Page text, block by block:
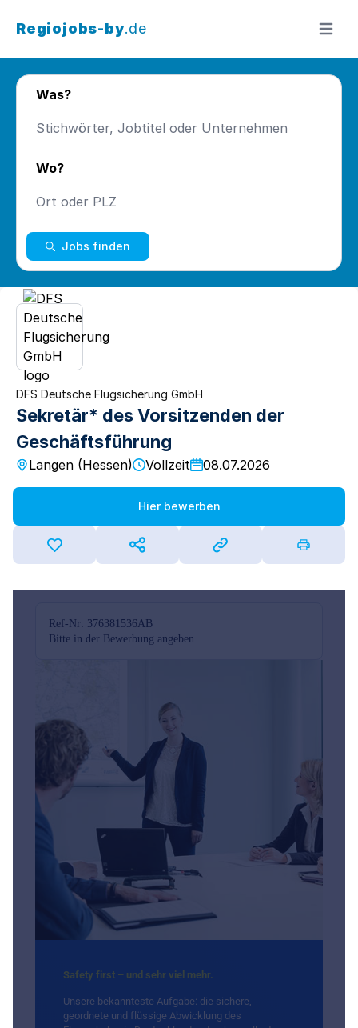
Regiojobs-by.de Menü
Was?
Wo?
Jobs finden
DFS Deutsche Flugsicherung GmbH
Sekretär* des Vorsitzenden der
Geschäftsführung
Langen (Hessen) Vollzeit 08.07.2026
Hier bewerben